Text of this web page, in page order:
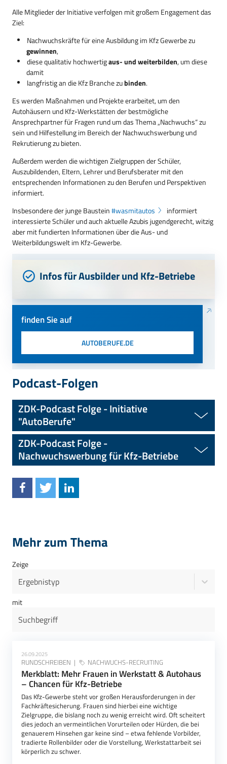
Alle Mitglieder der Initiative verfolgen mit großem Engagement das
Ziel:
Nachwuchskräfte für eine Ausbildung im Kfz Gewerbe zu
gewinnen,
diese qualitativ hochwertigaus- und weiterbilden, um diese
damit
langfristig an die Kfz Branche zubinden.
Es werden Maßnahmen und Projekte erarbeitet, um den
Autohäusern und Kfz-Werkstätten der bestmögliche
Ansprechpartner für Fragen rund um das Thema „Nachwuchs“ zu
sein und Hilfestellung im Bereich der Nachwuchswerbung und
Rekrutierung zu bieten.
Außerdem werden die wichtigen Zielgruppen der Schüler,
Auszubildenden, Eltern, Lehrer und Berufsberater mit den
entsprechenden Informationen zu den Berufen und Perspektiven
informiert.
Insbesondere der junge Baustein#wasmitautos
informiert
interessierte Schüler und auch aktuelle Azubis jugendgerecht, witzig
aber mit fundierten Informationen über die Aus- und
Weiterbildungswelt im Kfz-Gewerbe.
Infos für Ausbilder und Kfz-Betriebe
finden Sie auf
AUTOBERUFE.DE
Podcast-Folgen
ZDK-Podcast Folge - Initiative
"AutoBerufe"
ZDK-Podcast Folge -
Nachwuchswerbung für Kfz-Betriebe
Mehr zum Thema
Zeige
Ergebnistyp
mit
26.09.2025
RUNDSCHREIBEN NACHWUCHS-RECRUITING
Merkblatt: Mehr Frauen in Werkstatt & Autohaus
– Chancen für Kfz-Betriebe
Das Kfz-Gewerbe steht vor großen Herausforderungen in der
Fachkräftesicherung. Frauen sind hierbei eine wichtige
Zielgruppe, die bislang noch zu wenig erreicht wird. Oft scheitert
dies jedoch an vermeintlichen Vorurteilen oder Hürden, die bei
genauerem Hinsehen gar keine sind – etwa fehlende Vorbilder,
tradierte Rollenbilder oder die Vorstellung, Werkstattarbeit sei
körperlich zu schwer.